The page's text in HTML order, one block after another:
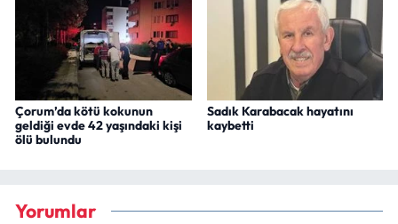
Çorum’da kötü kokunun
geldiği evde 42 yaşındaki kişi
ölü bulundu
Sadık Karabacak hayatını
kaybetti
Yorumlar